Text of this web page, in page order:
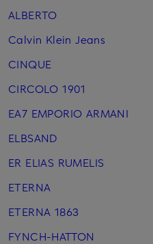
ALBERTO
Calvin Klein Jeans
CINQUE
CIRCOLO 1901
EA7 EMPORIO ARMANI
ELBSAND
ER ELIAS RUMELIS
ETERNA
ETERNA 1863
FYNCH-HATTON